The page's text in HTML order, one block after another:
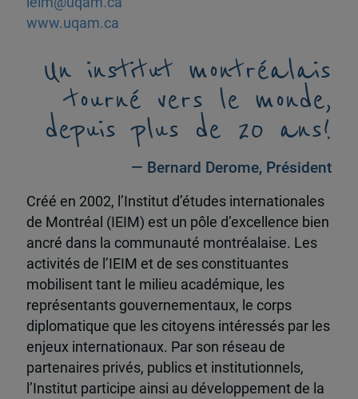
www.uqam.ca
Un institut montréalais
tourné vers le monde,
depuis plus de 20 ans!
— Bernard Derome, Président
Créé en 2002, l’Institut d’études internationales
de Montréal (IEIM) est un pôle d’excellence bien
ancré dans la communauté montréalaise. Les
activités de l’IEIM et de ses constituantes
mobilisent tant le milieu académique, les
représentants gouvernementaux, le corps
diplomatique que les citoyens intéressés par les
enjeux internationaux. Par son réseau de
partenaires privés, publics et institutionnels,
l’Institut participe ainsi au développement de la